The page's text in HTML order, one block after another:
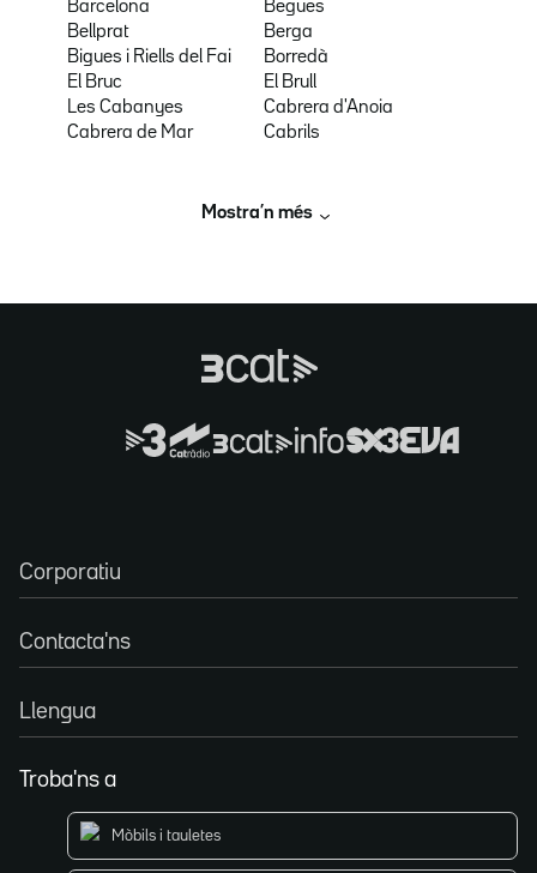
Barcelona
Begues
Bellprat
Berga
Bigues i Riells del Fai
Borredà
El Bruc
El Brull
Les Cabanyes
Cabrera d'Anoia
Cabrera de Mar
Cabrils
Mostra’n més
Corporatiu
Contacta'ns
Llengua
Troba'ns a
Mòbils i tauletes